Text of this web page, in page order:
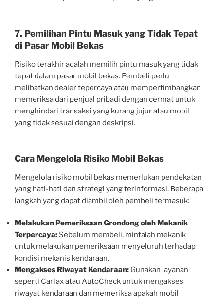
7. Pemilihan Pintu Masuk yang Tidak Tepat
di Pasar Mobil Bekas
Risiko terakhir adalah memilih pintu masuk yang tidak
tepat dalam pasar mobil bekas. Pembeli perlu
melibatkan dealer tepercaya atau mempertimbangkan
memeriksa dari penjual pribadi dengan cermat untuk
menghindari transaksi yang kurang jujur atau mobil
yang tidak sesuai dengan deskripsi.
Cara Mengelola Risiko Mobil Bekas
Mengelola risiko mobil bekas memerlukan pendekatan
yang hati-hati dan strategi yang terinformasi. Beberapa
langkah yang dapat diambil oleh pembeli termasuk:
Melakukan Pemeriksaan Grondong oleh Mekanik
Terpercaya: Sebelum membeli, mintalah mekanik
untuk melakukan pemeriksaan menyeluruh terhadap
kondisi mekanis kendaraan.
Mengakses Riwayat Kendaraan: Gunakan layanan
seperti Carfax atau AutoCheck untuk mengakses
riwayat kendaraan dan memeriksa apakah mobil